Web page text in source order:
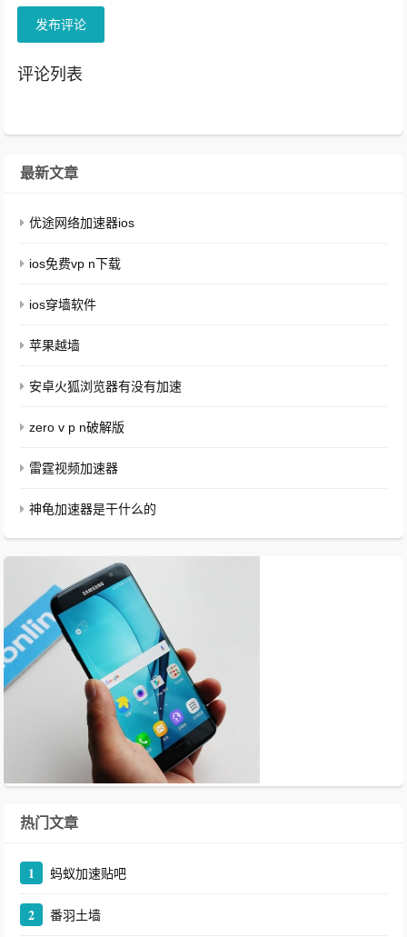
发布评论
评论列表
最新文章
优途网络加速器ios
ios免费vp n下载
ios穿墙软件
苹果越墙
安卓火狐浏览器有没有加速
zero v p n破解版
雷霆视频加速器
神龟加速器是干什么的
热门文章
1 蚂蚁加速贴吧
2 番羽土墙